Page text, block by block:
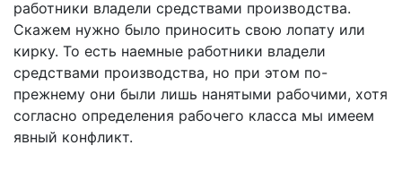
работники владели средствами производства.
Скажем нужно было приносить свою лопату или
кирку. То есть наемные работники владели
средствами производства, но при этом по-
прежнему они были лишь нанятыми рабочими, хотя
согласно определения рабочего класса мы имеем
явный конфликт.